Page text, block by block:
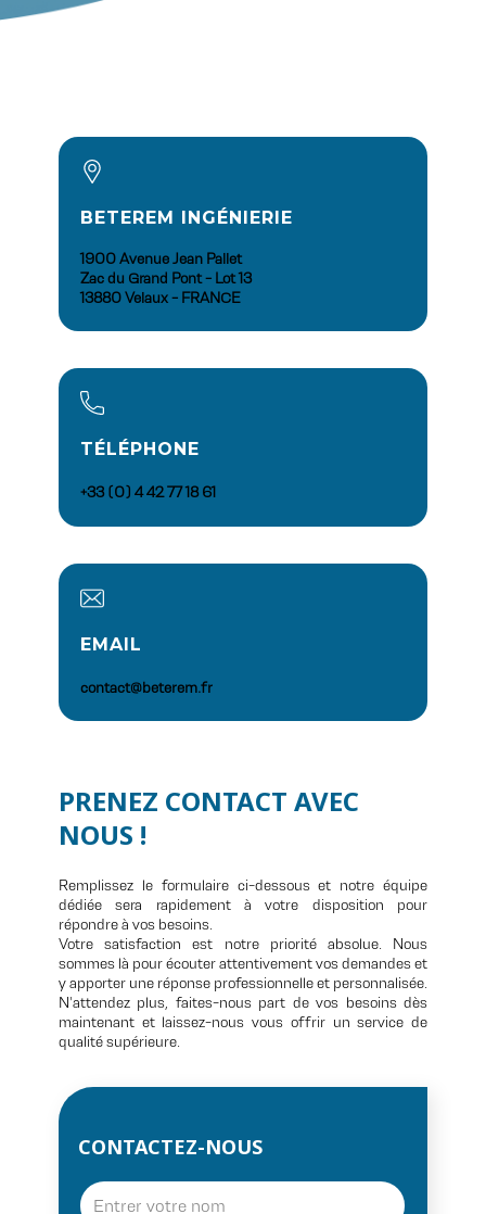
BETEREM INGÉNIERIE
1900 Avenue Jean Pallet
Zac du Grand Pont - Lot 13
13880 Velaux - FRANCE
TÉLÉPHONE
+33 (0)​ 4 42 77 18 61
EMAIL
contact@beterem.fr
PRENEZ CONTACT AVEC
NOUS !
Remplissez le formulaire ci-dessous et notre équipe
dédiée sera rapidement à votre disposition pour
répondre à vos besoins.
Votre satisfaction est notre priorité absolue. Nous
sommes là pour écouter attentivement vos demandes et
y apporter une réponse professionnelle et personnalisée.
N'attendez plus, faites-nous part de vos besoins dès
maintenant et laissez-nous vous offrir un service de
qualité supérieure.
CONTACTEZ-NOUS